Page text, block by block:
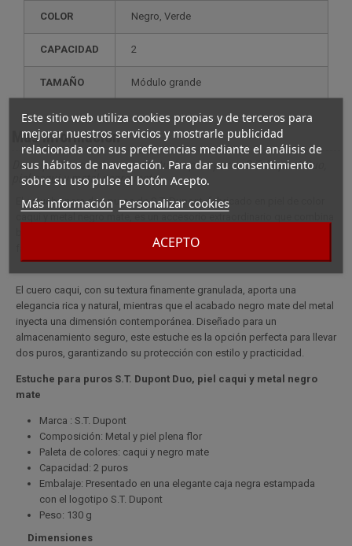
Este sitio web utiliza cookies propias y de terceros para
mejorar nuestros servicios y mostrarle publicidad
relacionada con sus preferencias mediante el análisis de
sus hábitos de navegación. Para dar su consentimiento
sobre su uso pulse el botón Acepto.
Más información Personalizar cookies
ACEPTO
COLOR Negro, Verde
CAPACIDAD 2
TAMAÑO módulo grande
Más información
Descripción completa para Estuche para puros S.T. Dupont Duo,
piel caqui y metal negro mate
El estuche para dos puros de S.T. Dupont, fabricado en piel de color
El cuero caqui, con su textura finamente granulada, aporta una
elegancia rica y natural, mientras que el acabado negro mate del metal
inyecta una dimensión contemporánea. Diseñado para un
almacenamiento seguro, este estuche es la opción perfecta para llevar
dos puros, garantizando su protección con estilo y practicidad.
Estuche para puros S.T. Dupont Duo, piel caqui y metal negro
mate
Marca : S.T. Dupont
Composición: Metal y piel plena flor
Paleta de colores: caqui y negro mate
Capacidad: 2 puros
Embalaje: Presentado en una elegante caja negra estampada
con el logotipo S.T. Dupont
Peso: 130 g
Dimensiones